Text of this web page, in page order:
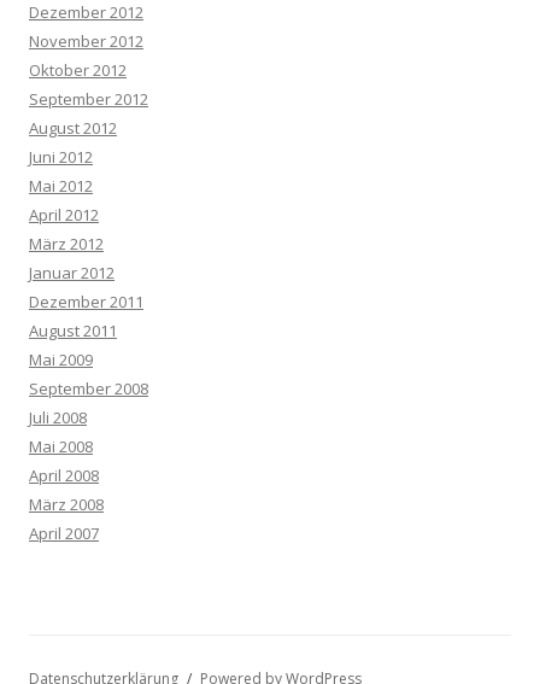
Dezember 2012
November 2012
Oktober 2012
September 2012
August 2012
Juni 2012
Mai 2012
April 2012
März 2012
Januar 2012
Dezember 2011
August 2011
Mai 2009
September 2008
Juli 2008
Mai 2008
April 2008
März 2008
April 2007
Datenschutzerklärung Powered by WordPress